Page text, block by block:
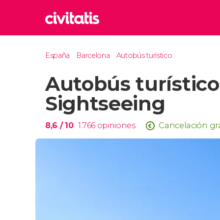
Reino
España Barcelona Autobús turístico
Autobús
Sightseeing
8,6 / 10 1.766 opiniones Cancelación